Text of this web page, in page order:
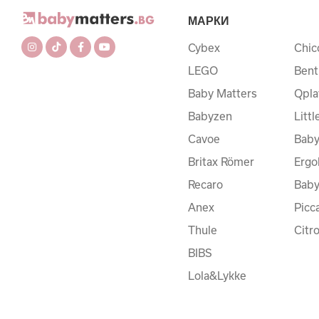
МАРКИ
Cybex
LEGO
Baby Matters
Babyzen
Cavoe
Britax Römer
Recaro
Anex
Thule
BIBS
Lola&Lykke